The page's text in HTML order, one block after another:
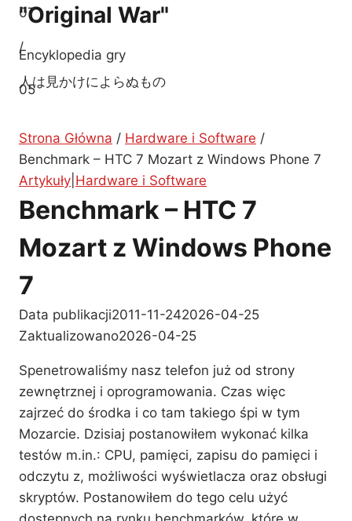
"Original War"
Encyklopedia gry
05
/
人は見かけによらぬもの
Encyklopedia Gry
"GunBound"
Encyklopedia gry
06
07
/
人は見かけによらぬもの
Usunięte Sklepy
07
/
人は見かけによらぬもの
Mangi I Anime
na VCD, DVD, BD, VHS, manga po polsku...
03
07
/
Lista Pełnych
Wersji Gier
04
07
Strona Główna / Hardware i Software /
Benchmark – HTC 7 Mozart z Windows Phone 7
Artykuły Hardware i Software
Benchmark – HTC 7
Mozart z Windows Phone
7
Data publikacji2011-11-242026-04-25
Zaktualizowano2026-04-25
Spenetrowaliśmy nasz telefon już od strony
zewnętrznej i oprogramowania. Czas więc
zajrzeć do środka i co tam takiego śpi w tym
Mozarcie. Dzisiaj postanowiłem wykonać kilka
testów m.in.: CPU, pamięci, zapisu do pamięci i
odczytu z, możliwości wyświetlacza oraz obsługi
skryptów. Postanowiłem do tego celu użyć